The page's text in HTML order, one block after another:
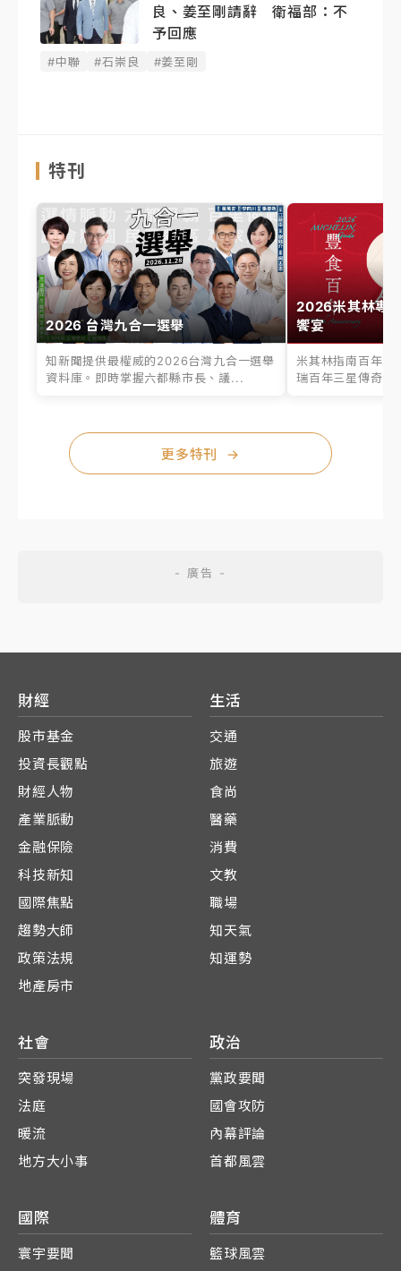
良、姜至剛請辭 衛福部：不
予回應
#中聯 #石崇良 #姜至剛
特刊
2026 台灣九合一選舉
知新聞提供最權威的2026台灣九合一選舉
資料庫。即時掌握六都縣市長、議...
2026米其林專
饗宴
米其林指南百年之
瑞百年三星傳奇、
更多特刊 →
財經
股市基金
投資長觀點
財經人物
產業脈動
金融保險
科技新知
國際焦點
趨勢大師
政策法規
地產房市
生活
交通
旅遊
食尚
醫藥
消費
文教
職場
知天氣
知運勢
社會
突發現場
法庭
暖流
地方大小事
政治
黨政要聞
國會攻防
內幕評論
首都風雲
國際
寰宇要聞
體育
籃球風雲